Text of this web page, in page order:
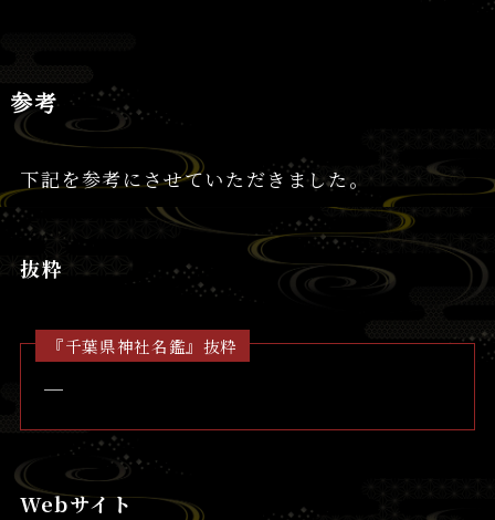
参考
下記を参考にさせていただきました。
抜粋
『千葉県神社名鑑』抜粋
─
Webサイト